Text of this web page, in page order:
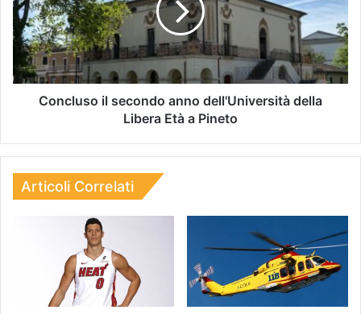
Concluso il secondo anno dell'Università della
Libera Età a Pineto
Articoli Correlati